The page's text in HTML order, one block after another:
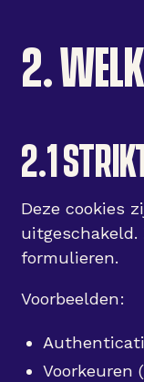
2.
2.1
Deze cookies
formulieren.
Voorbeelden:
Voorkeuren